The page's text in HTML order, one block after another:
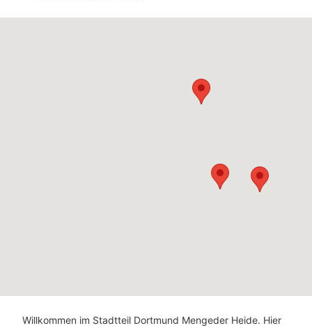
Willkommen im Stadtteil Dortmund Mengeder Heide. Hier